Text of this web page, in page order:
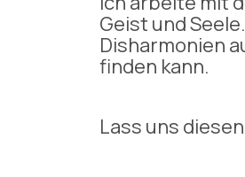
Geist und
Disharmonien
finden kann.
Lass uns